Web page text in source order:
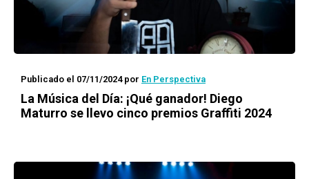
Publicado el 07/11/2024por En Perspectiva
La Música del Día: ¡Qué ganador! Diego
Maturro se llevo cinco premios Graffiti 2024